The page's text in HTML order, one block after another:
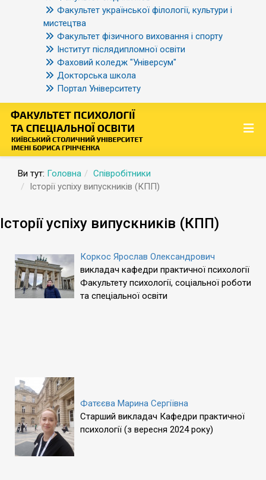
Факультет української філології, культури і
мистецтва
Факультет фізичного виховання і спорту
Інститут післядипломної освіти
Фаховий коледж "Універсум"
Докторська школа
Портал Університету
Ви тут: Головна
Співробітники
Історії успіху випускників (КПП)
Історії успіху випускників (КПП)
Коркос Ярослав Олександрович
викладач кафедри практичної психології
Факультету психології, соціальної роботи
та спеціальної освіти
Фатєєва Марина Сергіївна
Старший викладач Кафедри практичної
психології (з вересня 2024 року)